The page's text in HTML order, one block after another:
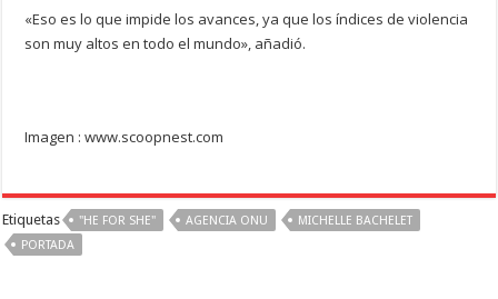
«Eso es lo que impide los avances, ya que los índices de violencia
son muy altos en todo el mundo», añadió.
Imagen : www.scoopnest.com
Etiquetas "HE FOR SHE" AGENCIA ONU
MICHELLE BACHELET
PORTADA